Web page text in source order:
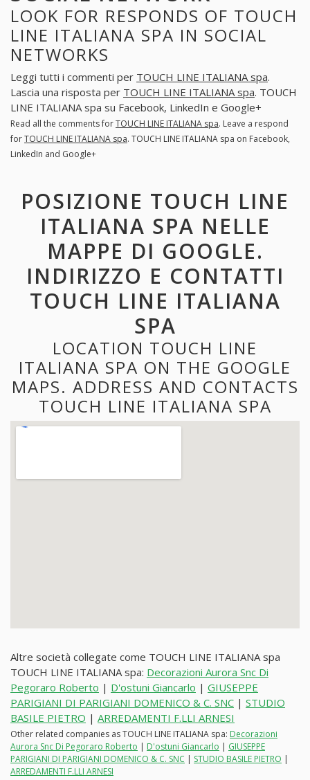
LOOK FOR RESPONDS OF TOUCH
LINE ITALIANA SPA IN SOCIAL
NETWORKS
Leggi tutti i commenti per TOUCH LINE ITALIANA spa.
Lascia una risposta per TOUCH LINE ITALIANA spa. TOUCH
LINE ITALIANA spa su Facebook, LinkedIn e Google+
Read all the comments forTOUCH LINE ITALIANA spa. Leave a respond
forTOUCH LINE ITALIANA spa. TOUCH LINE ITALIANA spa on Facebook,
LinkedIn and Google+
POSIZIONE TOUCH LINE
ITALIANA SPA NELLE
MAPPE DI GOOGLE.
INDIRIZZO E CONTATTI
TOUCH LINE ITALIANA
SPA
LOCATION TOUCH LINE
ITALIANA SPA ON THE GOOGLE
MAPS. ADDRESS AND CONTACTS
TOUCH LINE ITALIANA SPA
Altre società collegate come TOUCH LINE ITALIANA spa
TOUCH LINE ITALIANA spa: Decorazioni Aurora Snc Di
Pegoraro Roberto | D'ostuni Giancarlo | GIUSEPPE
PARIGIANI DI PARIGIANI DOMENICO & C. SNC | STUDIO
BASILE PIETRO | ARREDAMENTI F.LLI ARNESI
Other related companies as TOUCH LINE ITALIANA spa: Decorazioni
Aurora Snc Di Pegoraro Roberto | D'ostuni Giancarlo | GIUSEPPE
PARIGIANI DI PARIGIANI DOMENICO & C. SNC | STUDIO BASILE PIETRO |
ARREDAMENTI F.LLI ARNESI